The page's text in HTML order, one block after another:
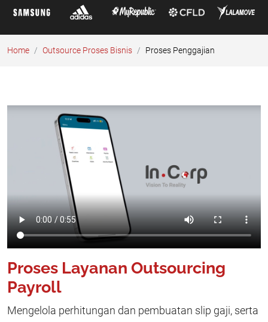
Home Outsource Proses Bisnis Proses Penggajian
Proses Layanan Outsourcing
Payroll
Mengelola perhitungan dan pembuatan slip gaji, serta